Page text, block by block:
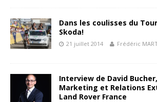
Dans les coulisses du
Skoda!
21 juillet 2014 Frédéric
Interview de David
Marketing et Relations
Land Rover France